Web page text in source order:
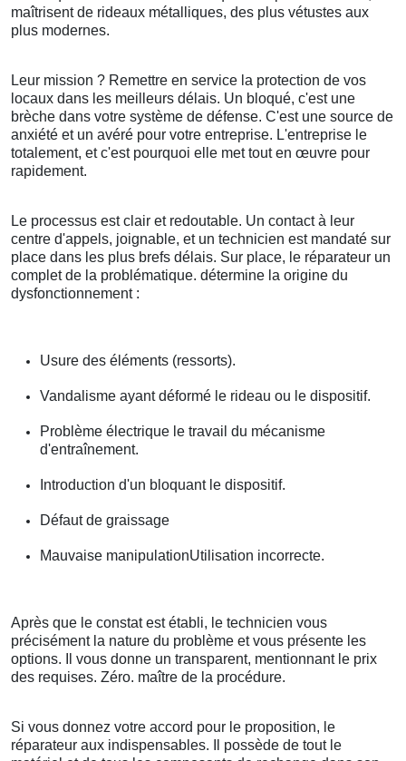
maîtrisent de rideaux métalliques, des plus vétustes aux
plus modernes.
Leur mission ? Remettre en service la protection de vos
locaux dans les meilleurs délais. Un bloqué, c'est une
brèche dans votre système de défense. C'est une source de
anxiété et un avéré pour votre entreprise. L'entreprise le
totalement, et c'est pourquoi elle met tout en œuvre pour
rapidement.
Le processus est clair et redoutable. Un contact à leur
centre d'appels, joignable, et un technicien est mandaté sur
place dans les plus brefs délais. Sur place, le réparateur un
complet de la problématique. détermine la origine du
dysfonctionnement :
Usure des éléments (ressorts).
Vandalisme ayant déformé le rideau ou le dispositif.
Problème électrique le travail du mécanisme
d'entraînement.
Introduction d'un bloquant le dispositif.
Défaut de graissage
Mauvaise manipulationUtilisation incorrecte.
Après que le constat est établi, le technicien vous
précisément la nature du problème et vous présente les
options. Il vous donne un transparent, mentionnant le prix
des requises. Zéro. maître de la procédure.
Si vous donnez votre accord pour le proposition, le
réparateur aux indispensables. Il possède de tout le